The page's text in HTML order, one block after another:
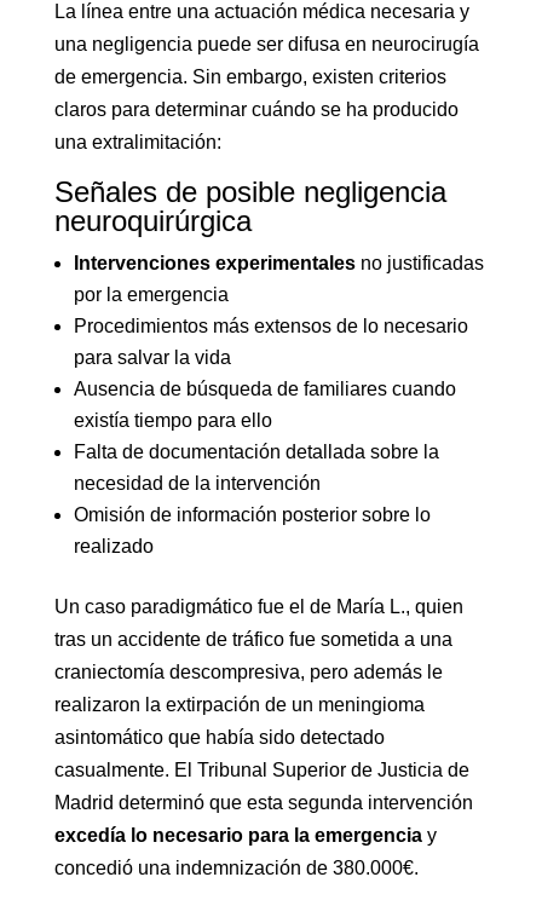
La línea entre una actuación médica necesaria y
una negligencia puede ser difusa en neurocirugía
de emergencia. Sin embargo, existen criterios
claros para determinar cuándo se ha producido
una extralimitación:
Señales de posible negligencia
neuroquirúrgica
Intervenciones experimentalesno justificadas
por la emergencia
Procedimientos más extensos de lo necesario
para salvar la vida
Ausencia de búsqueda de familiares cuando
existía tiempo para ello
Falta de documentación detallada sobre la
necesidad de la intervención
Omisión de información posterior sobre lo
realizado
Un caso paradigmático fue el de María L., quien
tras un accidente de tráfico fue sometida a una
craniectomía descompresiva, pero además le
realizaron la extirpación de un meningioma
asintomático que había sido detectado
casualmente. El Tribunal Superior de Justicia de
Madrid determinó que esta segunda intervención
excedía lo necesario para la emergenciay
concedió una indemnización de 380.000€.